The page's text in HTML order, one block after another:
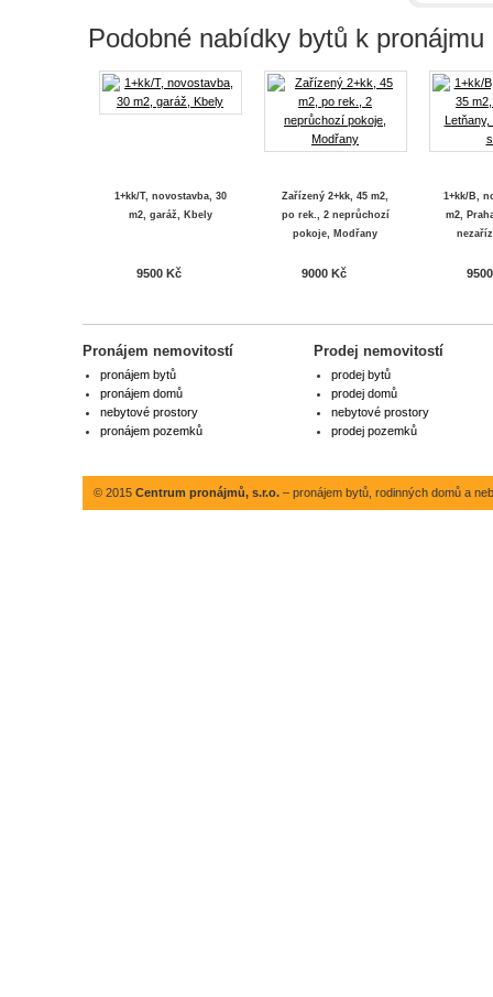
Podobné nabídky bytů k pronájmu
1+kk/T, novostavba, 30
m2, garáž, Kbely
9500 Kč
Zařízený 2+kk, 45 m2,
po rek., 2 neprůchozí
pokoje, Modřany
9000 Kč
1+kk/B,
m2,
Pronájem nemovitostí
pronájem bytů
pronájem domů
nebytové prostory
pronájem pozemků
Prodej nemovitostí
prodej bytů
prodej domů
nebytové prostory
prodej pozemků
© 2015 Centrum pronájmů, s.r.o.– pronájem bytů, rodinných domů a